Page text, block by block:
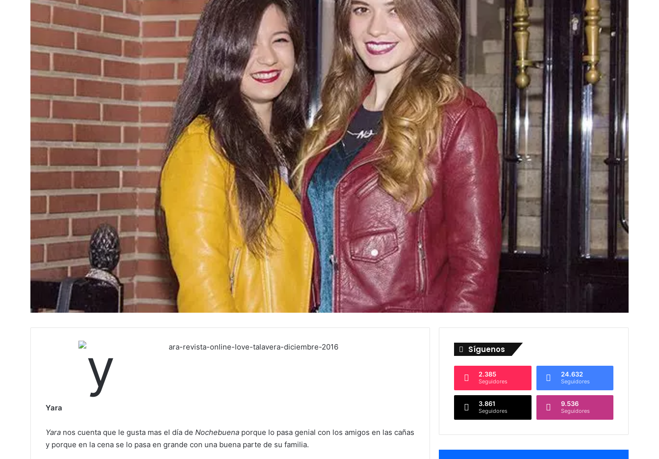
Yara
Yara nos cuenta que le gusta mas el día de Nochebuena porque lo pasa genial con los amigos en las cañas
y porque en la cena se lo pasa en grande con una buena parte de su familia.
Síguenos
2.385
Seguidores
24.632
Seguidores
3.861
Seguidores
9.536
Seguidores